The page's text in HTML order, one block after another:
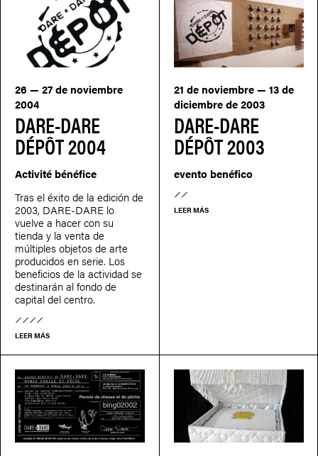
DARE-DARE
DÉPÔT 2004
26 — 27 de noviembre
2004
Activité bénéfice
Tras el éxito de la edición de
2003, DARE-DARE lo
vuelve a hacer con su
tienda y la venta de
múltiples objetos de arte
producidos en serie. Los
beneficios de la actividad se
destinarán al fondo de
capital del centro.
LEER MÁS
DARE-DARE
DÉPÔT 2003
21 de noviembre — 13 de
diciembre de 2003
evento benéfico
LEER MÁS